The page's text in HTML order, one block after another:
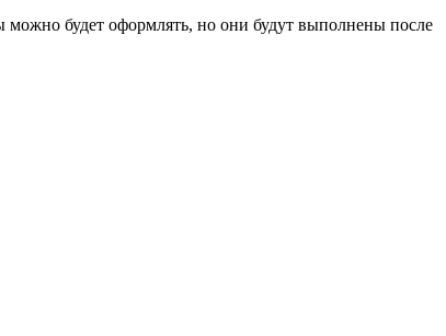
можно будет оформлять, но они будут выполнены после